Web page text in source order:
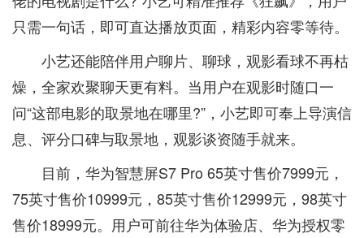
只需一句话，即可直达播放页面，精彩内容零等待。
小艺还能陪伴用户聊片、聊球，观影看球不再枯
燥，全家欢聚聊天更有料。当用户在观影时随口一
问“这部电影的取景地在哪里?”，小艺即可奉上导演信
息、评分口碑与取景地，观影谈资随手就来。
目前，华为智慧屏S7 Pro 65英寸售价7999元，
75英寸售价10999元，85英寸售价12999元，98英寸
售价18999元。用户可前往华为体验店、华为授权零